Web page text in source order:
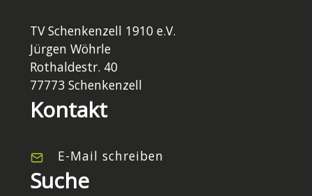
TV Schenkenzell 1910 e.V.
Jürgen Wöhrle
Rothaldestr. 40
77773 Schenkenzell
Kontakt
E-Mail schreiben
Suche